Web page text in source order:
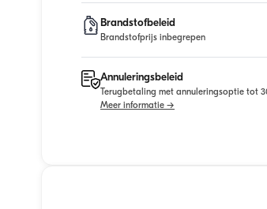
Brandstofbeleid
Brandstofprijs inbegrepen
Annuleringsbeleid
Terugbetaling met annuleringsoptie tot
Meer informatie →